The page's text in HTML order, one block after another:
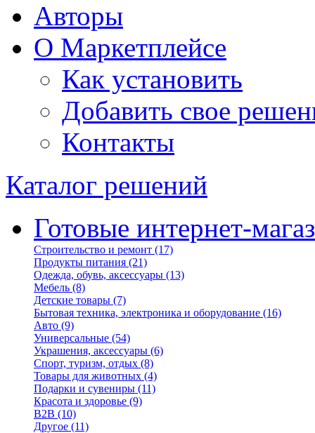
Авторы
О Маркетплейсе
Как установить
Добавить свое
Контакты
Каталог решений
Готовые интернет-
Строительство и ремонт (17)
Продукты питания (21)
Одежда, обувь, аксессуары (13)
Мебель (8)
Детские товары (7)
Бытовая техника, электроника и оборудование (16)
Авто (9)
Универсальные (54)
Украшения, аксессуары (6)
Спорт, туризм, отдых (8)
Товары для животных (4)
Подарки и сувениры (11)
Красота и здоровье (9)
B2B (10)
Другое (11)